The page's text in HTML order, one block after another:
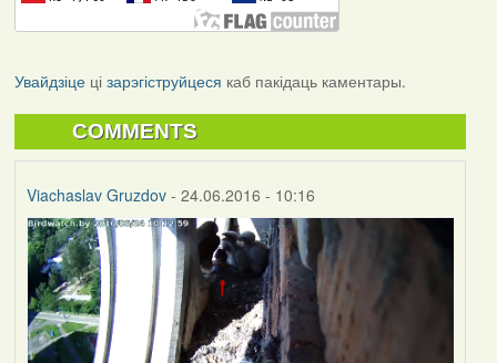
Увайдзіцеці зарэгіструйцеся каб пакідаць каментары.
COMMENTS
Viachaslav Gruzdov- 24.06.2016 - 10:16